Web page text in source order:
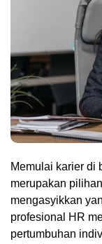
Memulai karier di
merupakan
mengasyikkan
profesional HR
pertumbuhan